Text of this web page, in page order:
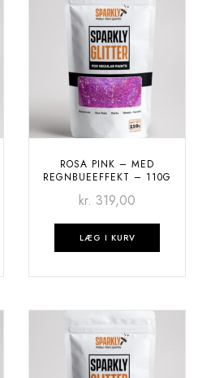
ROSA PINK – MED
REGNBUEEFFEKT – 110G
kr. 319,00
LÆG I KURV